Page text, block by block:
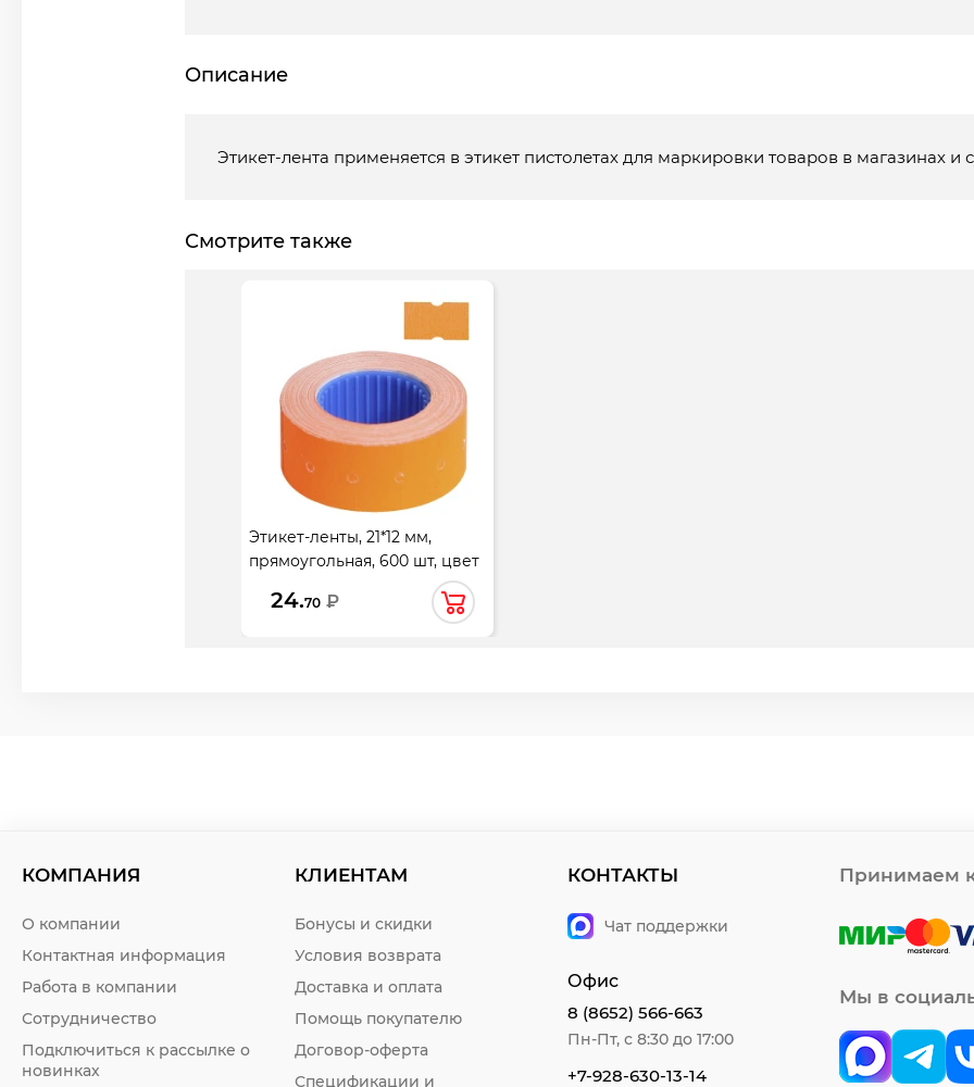
Описание
Этикет-лента применяется в этикет пистолетах для маркировки товаров в магазинах и
Смотрите также
Этикет-ленты, 21*12 мм,
прямоугольная, 600 шт, цвет
оранжевый, deVENTE, 2061715
24.70 ₽
КОМПАНИЯ
О компании
Контактная информация
Работа в компании
Сотрудничество
Подключиться к рассылке о
новинках
КЛИЕНТАМ
Бонусы и скидки
Условия возврата
Доставка и оплата
Помощь покупателю
Договор-оферта
Спецификации и
КОНТАКТЫ
Чат поддержки
Офис
8 (8652) 566-663
Пн-Пт, с 8:30 до 17:00
+7-928-630-13-14
Принимаем
Мы в